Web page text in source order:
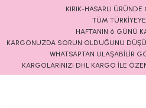
KIRIK-HASARLI ÜRÜNDE
TÜM
HAFTANIN 6 GÜNÜ
KARGONUZDA SORUN OLDUĞUNU
WHATSAPTAN ULAŞABİLİR
KARGOLARINIZI DHL KARGO İLE